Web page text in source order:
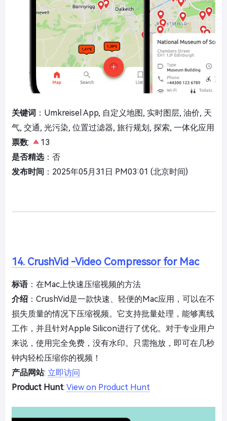
关键词 ：Umkreisel App, 自定义地图, 实时图层, 油价, 天
气, 交通, 光污染, 位置过滤器, 旅行规划, 探索, 一体化应用
票数:
13
是否精选：否
发布时间 ：2025年05月31日 PM03:01 (北京时间)
14. CrushVid -Video Compressor for Mac
标语：在Mac上快速压缩视频的方法
介绍 ：CrushVid是一款快速、轻便的Mac应用，可以在不
损失质量的情况下压缩视频。它支持批量处理，能够离线
工作，并且针对Apple Silicon进行了优化。对于专业用户
来说，使用完全免费，没有水印。只需拖放，即可在几秒
钟内轻松压缩你的视频！
产品网站: 立即访问
Product Hunt: View on Product Hunt